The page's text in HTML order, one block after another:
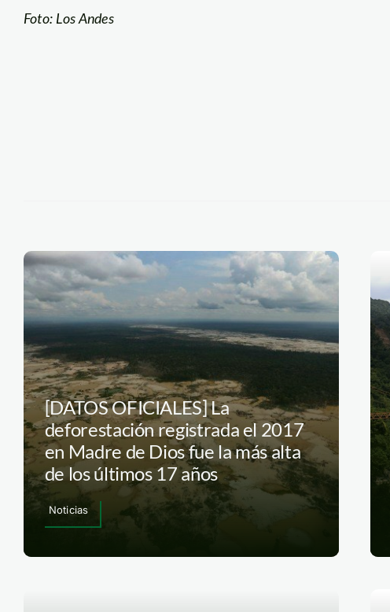
Foto: Los Andes
[DATOS OFICIALES] La
deforestación registrada el 2017
en Madre de Dios fue la más alta
de los últimos 17 años
Noticias